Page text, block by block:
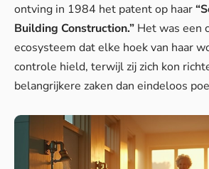
ontving in 1984 het patent op haar
Building Construction.” Het was een
ecosysteem dat elke hoek van haar
controle hield, terwijl zij zich kon
belangrijkere zaken dan eindeloos